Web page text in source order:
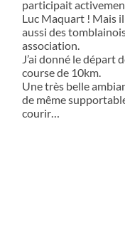
participait
Luc Maquart ! Mais
aussi des
association.
J’ai donné le départ
course de 10km.
Une très belle
de même
courir…